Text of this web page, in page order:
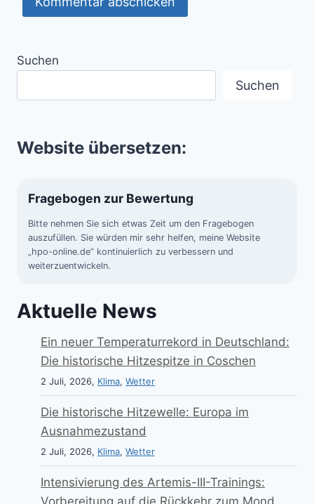
Suchen
Suchen
Website übersetzen:
Fragebogen zur Bewertung
Bitte nehmen Sie sich etwas Zeit um den Fragebogen
auszufüllen. Sie würden mir sehr helfen, meine Website
„hpo-online.de“ kontinuierlich zu verbessern und
weiterzuentwickeln.
Aktuelle News
Ein neuer Temperaturrekord in Deutschland:
Die historische Hitzespitze in Coschen
2 Juli, 2026, Klima, Wetter
Die historische Hitzewelle: Europa im
Ausnahmezustand
2 Juli, 2026, Klima, Wetter
Intensivierung des Artemis-III-Trainings: